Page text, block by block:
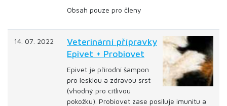
Obsah pouze pro členy
14. 07. 2022
Veterinární přípravky
Epivet + Probiovet
Epivet je přírodní šampon
pro lesklou a zdravou srst
(vhodný pro citlivou
pokožku). Probiovet zase posiluje imunitu a